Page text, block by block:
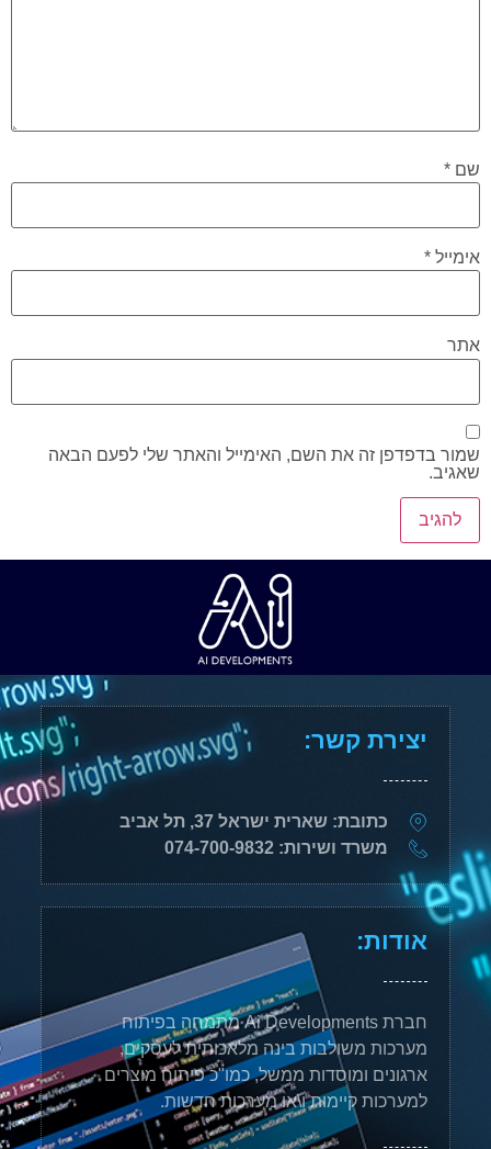
שם *
אימייל *
אתר
שמור בדפדפן זה את השם, האימייל והאתר שלי לפעם הבאה
שאגיב.
יצירת קשר:
כתובת: שארית ישראל 37, תל אביב
משרד ושירות: 074-700-9832
אודות:
חברת Ai Developments מתמחה בפיתוח
מערכות משולבות בינה מלאכותית לעסקים,
ארגונים ומוסדות ממשל, כמו"כ פיתוח מוצרים
למערכות קיימות ו\או מערכות חדשות.